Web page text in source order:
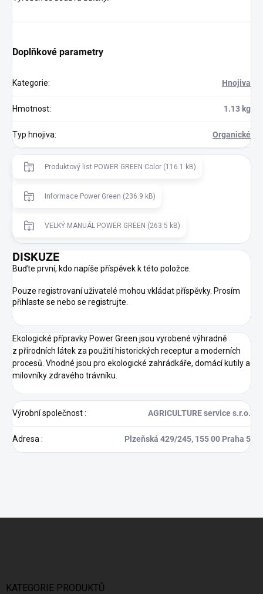
Doplňkové parametry
Kategorie: Hnojiva
Hmotnost: 1.13 kg
Typ hnojiva: Organické
Produktový list POWER GREEN Color (116.1 kB)
Informace Power Green (236.9 kB)
VELKÝ MANUÁL POWER GREEN (263.5 kB)
DISKUZE
Buďte první, kdo napíše příspěvek k této položce.
Pouze registrovaní uživatelé mohou vkládat příspěvky. Prosím
přihlaste se nebo se registrujte
Ekologické přípravky Power Green jsou vyrobené výhradně
z přírodních látek za použití historických receptur a moderních
procesů. Vhodné jsou pro ekologické zahrádkáře, domácí kutily a
milovníky zdravého trávníku.
Výrobní společnost: AGRICULTURE service s.r.o.
Adresa : Plzeňská 429/245, 155 00 Praha 5
KATEGORIE PRODUKTŮ